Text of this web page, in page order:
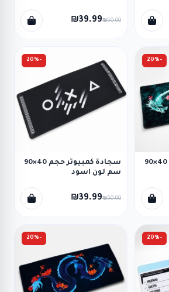
₪39.99₪50.00
-20%
سجادة كمبيوتر حجم 40×90
-20%
سجادة كمبيوتر حجم 40×90
سم لون اسود
₪39.99₪50.00
-20%
-20%